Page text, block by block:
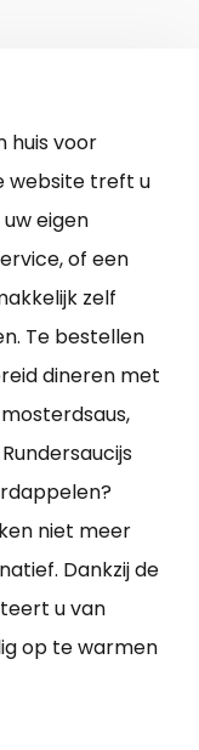
huis voor
website treft u
eigen
of een
zelf
Te bestellen
dineren met
niet meer
Dankzij de
u van
op te warmen